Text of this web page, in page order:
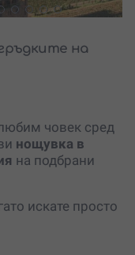
на
човек сред
нощувка в
на подбрани
искате просто